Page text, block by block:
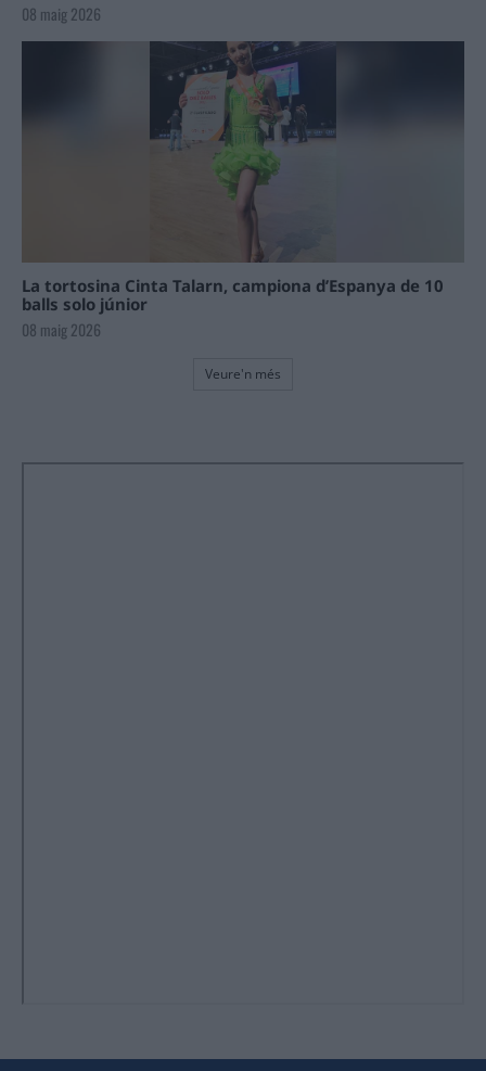
08 maig 2026
La tortosina Cinta Talarn, campiona d’Espanya de 10
balls solo júnior
08 maig 2026
Veure'n més